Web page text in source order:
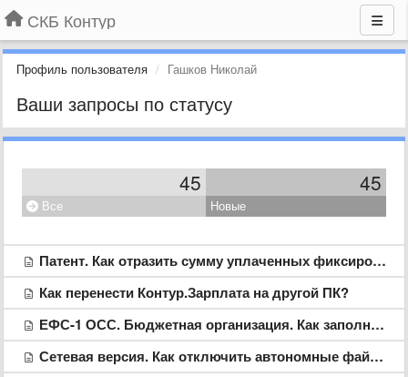
СКБ Контур
Профиль пользователя Гашков Николай
Ваши запросы по статусу
45 45
Все Новые
Патент. Как отразить сумму уплаченных фиксированных авансовых платежей?
Как перенести Контур.Зарплата на другой ПК?
ЕФС-1 ОСС. Бюджетная организация. Как заполнить раздел 2.1.1?
Сетевая версия. Как отключить автономные файлы